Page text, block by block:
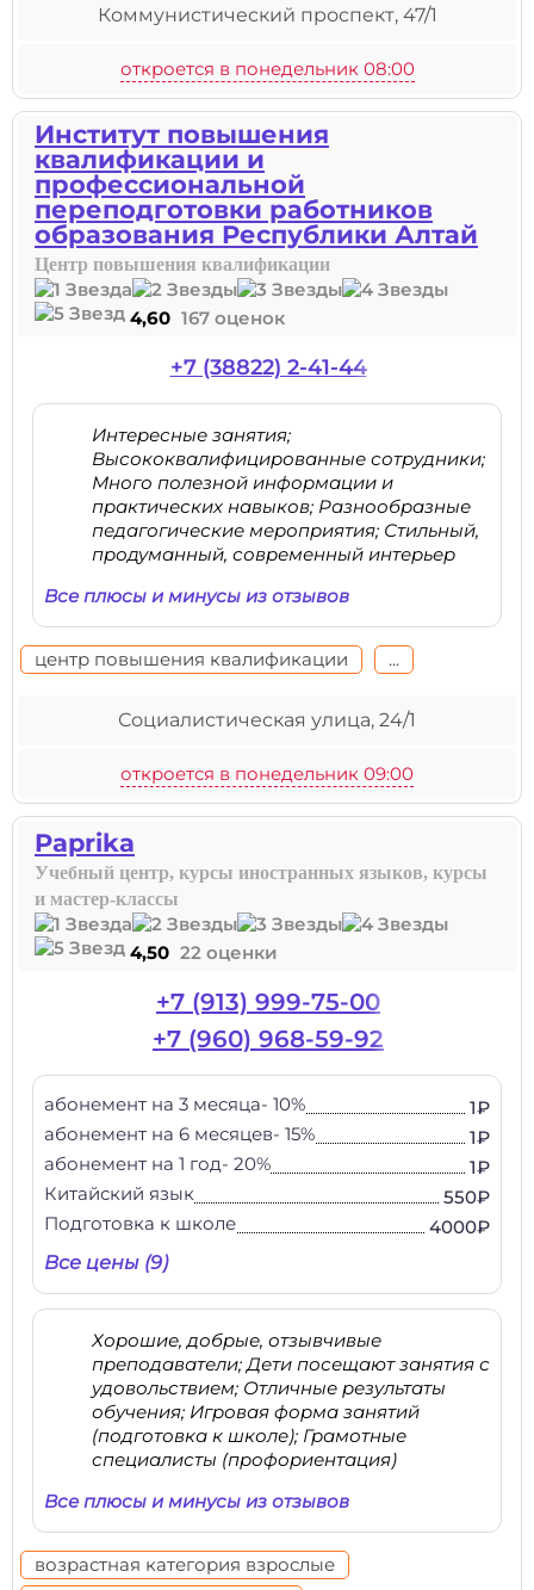
Коммунистический проспект, 47/1
откроется в понедельник 08:00
Институт повышения
квалификации и
профессиональной
переподготовки работников
образования Республики Алтай
Центр повышения квалификации
4,60 167 оценок
+7 (38822) 2-41-44
Интересные занятия;
Высококвалифицированные сотрудники;
Много полезной информации и
практических навыков; Разнообразные
педагогические мероприятия; Стильный,
продуманный, современный интерьер
Все плюсы и минусы из отзывов
центр повышения квалификации ...
Социалистическая улица, 24/1
откроется в понедельник 09:00
Paprika
Учебный центр, курсы иностранных языков, курсы
и мастер-классы
4,50 22 оценки
+7 (913) 999-75-00
+7 (960) 968-59-92
абонемент на 3 месяца- 10%
1₽
абонемент на 6 месяцев- 15%
1₽
абонемент на 1 год- 20%
1₽
Китайский язык
550₽
Подготовка к школе
4000₽
Все цены (9)
Хорошие, добрые, отзывчивые
преподаватели; Дети посещают занятия с
удовольствием; Отличные результаты
обучения; Игровая форма занятий
(подготовка к школе); Грамотные
специалисты (профориентация)
Все плюсы и минусы из отзывов
возрастная категория взрослые